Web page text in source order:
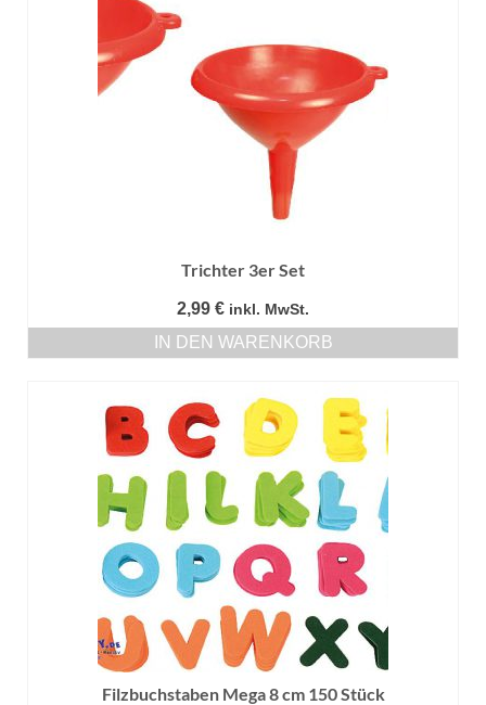
Trichter 3er Set
2,99 € inkl. MwSt.
IN DEN WARENKORB
Filzbuchstaben Mega 8 cm 150 Stück